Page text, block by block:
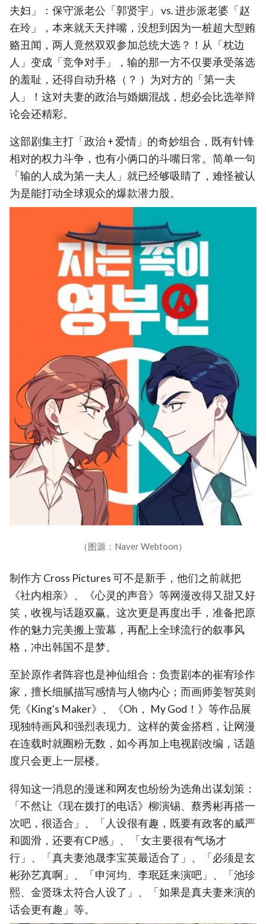
夫妇」：保守派老公「郭贤宇」 vs. 进步派老婆「赵
在玲」，本来就天天拌嘴，没想到因为一桩超大型贿
赂丑闻，两人竟然双双参加总统大选？！从「枕边
人」变成「竞争对手」，输的那一方不仅要承受落选
的羞耻，还得自动升格（？ ）为对方的「第一夫
人」！这对夫妻的政治与婚姻混战，想必会比选举辩
论会还精彩。
这部剧集主打「政治 + 爱情」的奇妙组合，既有针锋
相对的权力斗争，也有小俩口的斗嘴日常。简单一句
「输的人成为第一夫人」就已经够吸睛了，难怪被认
为是能打动全球观众的爆款潜力股。
（图源：Naver Webtoon）
制作方 Cross Pictures 可不是新手，他们之前就把
《社内相亲》、《心灵的声音》等网漫改得又甜又好
笑，收视与话题双赢。这次更是再度出手，准备把原
作的魅力完美搬上萤幕，再配上全球流行的叙事风
格，冲出韩国不是梦。
至於原作者阵容也是神仙组合：负责剧本的崔宥珍作
家，擅长细腻描写感情与人物内心；而画师姜智英则
凭《King's Maker》、《Oh， My God！》等作品展
现独特画风和强烈表现力。这样的黄金搭档，让网漫
在连载时就圈粉无数，如今再加上电视剧改编，话题
度只会更上一层楼。
得知这一消息的漫迷和网友也纷纷为选角出谋划策：
「不然让《现在拨打的电话》柳演锡、蔡秀彬再搭一
次吧，很适合」、「人设很有趣，既要有政客的威严
和圆滑，还要有CP感」、「女主要很有气场才
行」、「真夫妻池晟李宝英最适合了」、「必须是玄
彬孙艺真啊」、「申河均、李珉廷来演吧」、「池珍
熙、金贤珠太符合人设了」、「如果是真夫妻来演的
话会更有趣」等。